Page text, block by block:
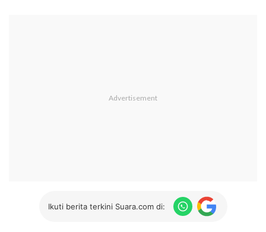
Ikuti berita terkini Suara.com di: